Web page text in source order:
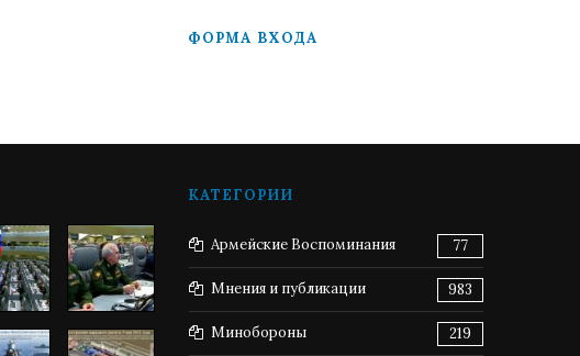
ФОРМА ВХОДА
КАТЕГОРИИ
Армейские Воспоминания 77
Мнения и публикации 983
Минобороны 219